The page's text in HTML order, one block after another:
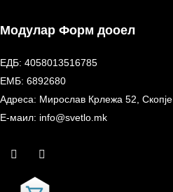
Модулар Форм дооел
ЕДБ: 4058013516785
ЕМБ: 6892680
Адреса: Мирослав Крлежа 52, Скопје
Е-маил: info@svetlo.mk